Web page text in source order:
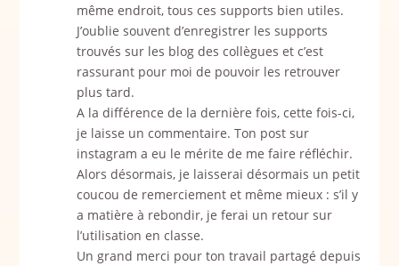
même endroit, tous ces supports bien utiles.
J’oublie souvent d’enregistrer les supports
trouvés sur les blog des collègues et c’est
rassurant pour moi de pouvoir les retrouver
plus tard.
A la différence de la dernière fois, cette fois-ci,
je laisse un commentaire. Ton post sur
instagram a eu le mérite de me faire réfléchir.
Alors désormais, je laisserai désormais un petit
coucou de remerciement et même mieux : s’il y
a matière à rebondir, je ferai un retour sur
l’utilisation en classe.
Un grand merci pour ton travail partagé depuis